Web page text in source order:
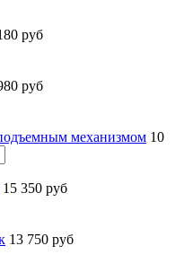
руб
руб
механизмом 10
15 350 руб
13 750 руб